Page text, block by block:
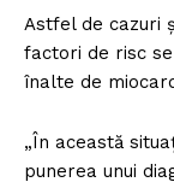
Astfel de cazuri
factori de risc
înalte de
„În această
punerea unui